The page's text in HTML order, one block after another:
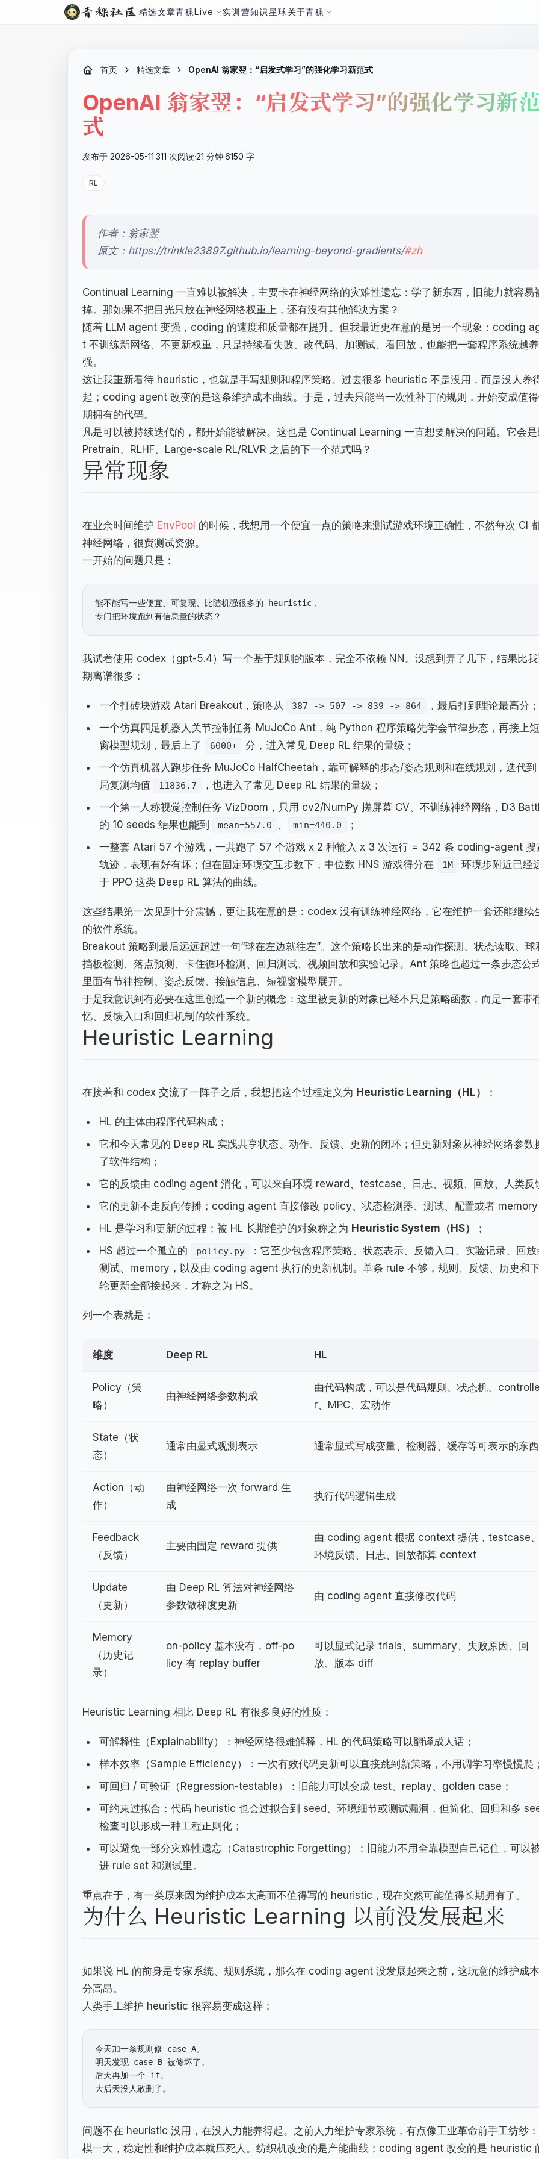
青稞社区 精选文章青稞Live 实训营知识星球关于青稞
首页 精选文章 OpenAI 翁家翌：“启发式学习”的强化学习新范式
OpenAI 翁家翌：“启发式学习”的强化学习新
式
发布于 2026-05-11·311 次阅读·21 分钟·6150 字
RL
作者：翁家翌
原文：https://trinkle23897.github.io/learning-beyond-gradients/#zh
Continual Learning 一直难以被解决，主要卡在神经网络的灾难性遗忘：学了新东西，旧能力就容易
掉。那如果不把目光只放在神经网络权重上，还有没有其他解决方案？
随着 LLM agent 变强，coding 的速度和质量都在提升。但我最近更在意的是另一个现象：coding
t 不训练新网络、不更新权重，只是持续看失败、改代码、加测试、看回放，也能把一套程序系统越
强。
这让我重新看待 heuristic，也就是手写规则和程序策略。过去很多 heuristic 不是没用，而是没人养
起；coding agent 改变的是这条维护成本曲线。于是，过去只能当一次性补丁的规则，开始变成值
期拥有的代码。
凡是可以被持续迭代的，都开始能被解决。这也是 Continual Learning 一直想要解决的问题。它会
Pretrain、RLHF、Large-scale RL/RLVR 之后的下一个范式吗？
异常现象
在业余时间维护 EnvPool 的时候，我想用一个便宜一点的策略来测试游戏环境正确性，不然每次 CI
神经网络，很费测试资源。
一开始的问题只是：
能不能写一些便宜、可复现、比随机强很多的 heuristic，
我试着使用 codex（gpt-5.4）写一个基于规则的版本，完全不依赖 NN。没想到弄了几下，结果比
期离谱很多：
一个打砖块游戏 Atari Breakout，策略从 387 -> 507 -> 839 -> 864
，最后打到理论最高分；
一个仿真四足机器人关节控制任务 MuJoCo Ant，纯 Python 程序策略先学会节律步态，再接上
窗模型规划，最后上了
6000+
分，进入常见 Deep RL 结果的量级；
一个仿真机器人跑步任务 MuJoCo HalfCheetah，靠可解释的步态/姿态规则和在线规划，迭代
局复测均值
11836.7
，也进入了常见 Deep RL 结果的量级；
一个第一人称视觉控制任务 VizDoom，只用 cv2/NumPy 搓屏幕 CV、不训练神经网络，D3
的 10 seeds 结果也能到
mean=557.0 、 min=440.0
；
一整套 Atari 57 个游戏，一共跑了 57 个游戏 x 2 种输入 x 3 次运行 = 342 条 coding-agent 搜
轨迹，表现有好有坏；但在固定环境交互步数下，中位数 HNS 游戏得分在
1M
环境步附近已经
于 PPO 这类 Deep RL 算法的曲线。
这些结果第一次见到十分震撼，更让我在意的是：codex 没有训练神经网络，它在维护一套还能继续
的软件系统。
Breakout 策略到最后远远超过一句“球在左边就往左”。这个策略长出来的是动作探测、状态读取、球
挡板检测、落点预测、卡住循环检测、回归测试、视频回放和实验记录。Ant 策略也超过一条步态公
里面有节律控制、姿态反馈、接触信息、短视窗模型展开。
于是我意识到有必要在这里创造一个新的概念：这里被更新的对象已经不只是策略函数，而是一套带
忆、反馈入口和回归机制的软件系统。
Heuristic Learning
在接着和 codex 交流了一阵子之后，我想把这个过程定义为 Heuristic Learning（HL） ：
HL 的主体由程序代码构成；
它和今天常见的 Deep RL 实践共享状态、动作、反馈、更新的闭环；但更新对象从神经网络参数
了软件结构；
它的反馈由 coding agent 消化，可以来自环境 reward、testcase、日志、视频、回放、人类反
它的更新不走反向传播；coding agent 直接修改 policy、状态检测器、测试、配置或者
HL 是学习和更新的过程；被 HL 长期维护的对象称之为 Heuristic System（HS）
；
HS 超过一个孤立的
policy.py
：它至少包含程序策略、状态表示、反馈入口、实验记录、回放
测试、memory，以及由 coding agent 执行的更新机制。单条 rule 不够，规则、反馈、历史和
轮更新全部接起来，才称之为 HS。
列一个表就是：
维度 Deep RL HL
Policy（策
略）
由神经网络参数构成
由代码构成，可以是代码规则、状态机、
r、MPC、宏动作
State（状
态）
通常由显式观测表示 通常显式写成变量、检测器、缓存等可表示的东西
Action（动
作）
由神经网络一次 forward 生
成
执行代码逻辑生成
Feedback
（反馈）
主要由固定 reward 提供
由 coding agent 根据 context 提供，testcase
环境反馈、日志、回放都算 context
Update
（更新）
由 Deep RL 算法对神经网络
参数做梯度更新
由 coding agent 直接修改代码
Memory
（历史记
录）
on-policy 基本没有，off-po
licy 有 replay buffer
可以显式记录 trials、summary、失败原因、回
放、版本 diff
Heuristic Learning 相比 Deep RL 有很多良好的性质：
可解释性（Explainability）：神经网络很难解释，HL 的代码策略可以翻译成人话；
样本效率（Sample Efficiency）：一次有效代码更新可以直接跳到新策略，不用调学习率慢慢爬
可回归 / 可验证（Regression-testable）：旧能力可以变成 test、replay、golden case；
可约束过拟合：代码 heuristic 也会过拟合到 seed、环境细节或测试漏洞，但简化、回归和多
检查可以形成一种工程正则化；
可以避免一部分灾难性遗忘（Catastrophic Forgetting）：旧能力不用全靠模型自己记住，可以
进 rule set 和测试里。
重点在于，有一类原来因为维护成本太高而不值得写的 heuristic，现在突然可能值得长期拥有了。
为什么 Heuristic Learning 以前没发展起来
如果说 HL 的前身是专家系统、规则系统，那么在 coding agent 没发展起来之前，这玩意的维护成
分高昂。
人类手工维护 heuristic 很容易变成这样：
今天加一条规则修 case A。
明天发现 case B 被修坏了。
后天再加一个 if。
问题不在 heuristic 没用，在没人力能养得起。之前人力维护专家系统，有点像工业革命前手工纺纱
模一大，稳定性和维护成本就压死人。纺织机改变的是产能曲线；coding agent 改变的是 heuristic